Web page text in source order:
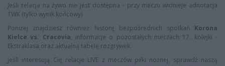
Jeśli relacja na żywo nie jest dostępna - przy meczu widnieje adnotacja
TWK (tylko wynik końcowy)
Poniżej znajdziesz również historę bezpośrednich spotkań Korona
Kielce vs. Cracovia, informacje o pozostałych meczach 17. kolejki -
Ekstraklasa oraz aktualną tabelę rozgrywek.
Jeśli interesują Cię relacje LIVE z meczów piłki nożnej, sprawdź naszą